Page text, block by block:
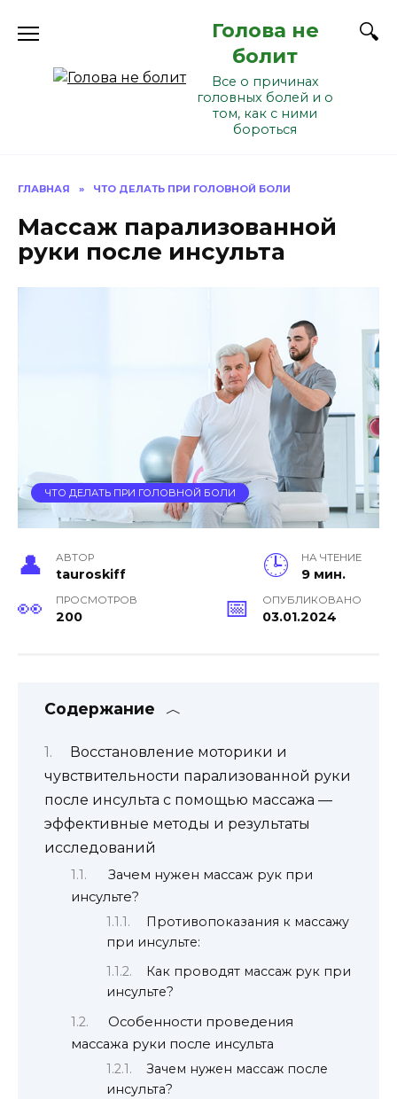
Голова не
болит
Все о причинах
головных болей и о
том, как с ними
бороться
ГЛАВНАЯ » ЧТО ДЕЛАТЬ ПРИ ГОЛОВНОЙ БОЛИ
Массаж парализованной
руки после инсульта
ЧТО ДЕЛАТЬ ПРИ ГОЛОВНОЙ БОЛИ
АВТОР
tauroskiff
НА ЧТЕНИЕ
9 мин.
ПРОСМОТРОВ
200
ОПУБЛИКОВАНО
03.01.2024
Содержание
Восстановление моторики и
чувствительности парализованной руки
после инсульта с помощью массажа —
эффективные методы и результаты
исследований
Зачем нужен массаж рук при
инсульте?
Противопоказания к массажу
при инсульте:
Как проводят массаж рук при
инсульте?
Особенности проведения
массажа руки после инсульта
Зачем нужен массаж после
инсульта?